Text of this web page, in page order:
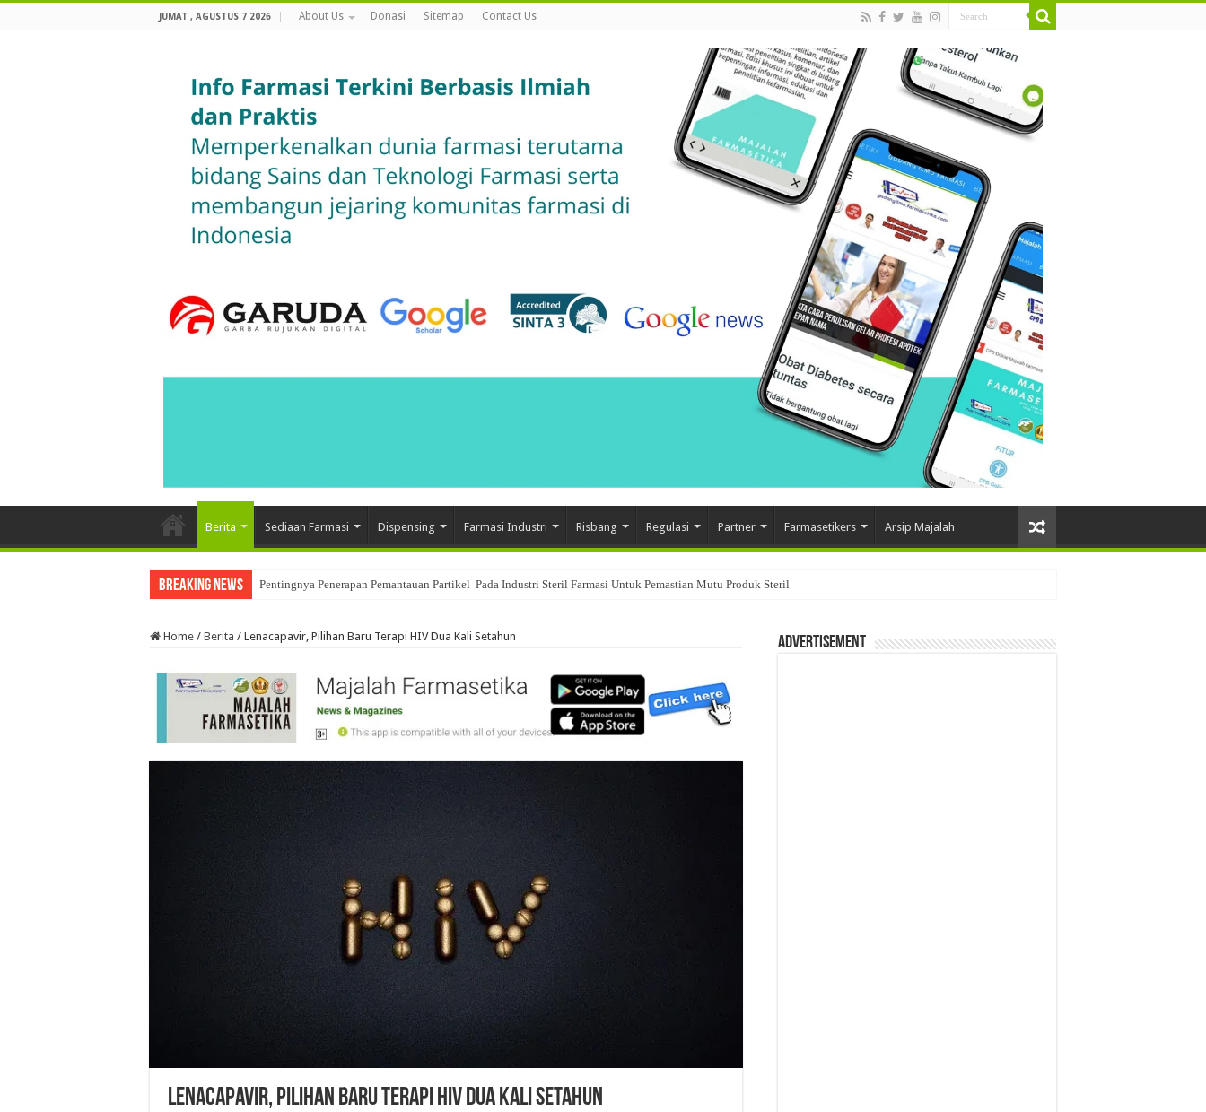
JUMAT , AGUSTUS 7 2026 About Us Donasi Sitemap Contact Us
Berita Sediaan Farmasi Dispensing Farmasi Industri Risbang Regulasi Partner Farmasetikers Arsip Majalah
Breaking News Pentingnya Penerapan Pemantauan Partikel Pada Industri Steril Farmasi Untuk Pemastian Mutu Produk Steril
Penerapan Data Integrity Dalam Sistem Quality Control Di Industri Farmasi
Home / Berita / Lenacapavir, Pilihan Baru Terapi HIV Dua Kali Setahun
Lenacapavir, Pilihan Baru Terapi HIV Dua Kali Setahun
Advertisement